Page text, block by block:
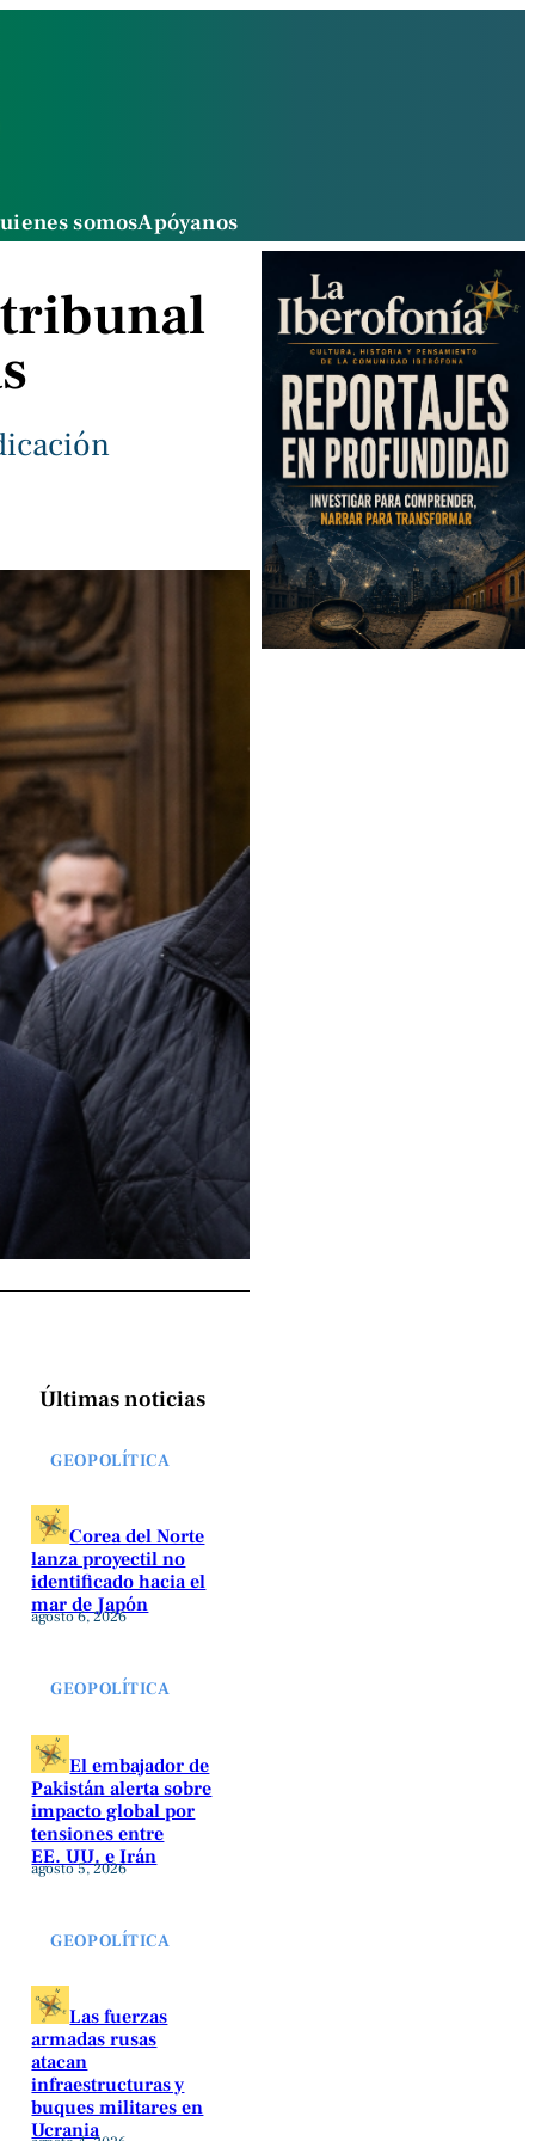
somosApóyanos
Últimas noticias
GEOPOLÍTICA
Corea del Norte
lanza proyectil no
identificado hacia el
mar de Japón
agosto 6, 2026
GEOPOLÍTICA
El embajador de
Pakistán alerta sobre
impacto global por
tensiones entre
EE. UU. e Irán
agosto 5, 2026
GEOPOLÍTICA
Las fuerzas
armadas rusas
atacan
infraestructuras y
buques militares en
Ucrania